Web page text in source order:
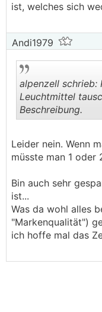
ist, welches sich
Andi1979
alpenzell schrieb:
Leuchtmittel
Beschreibung.
Leider nein. Wenn
müsste man 1 oder
Bin auch sehr
ist...
Was da wohl alles
"Markenqualität")
ich hoffe mal das